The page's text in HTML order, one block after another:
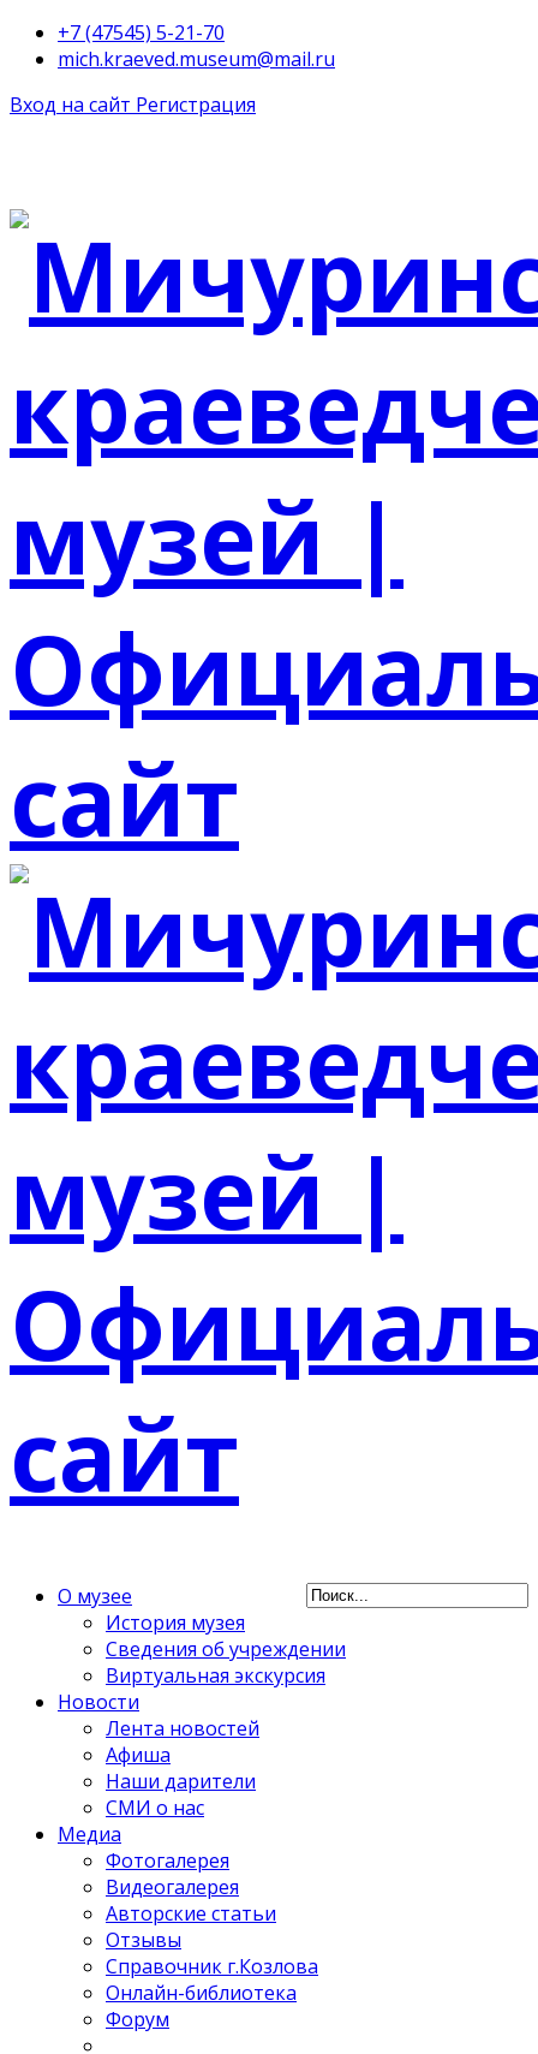
+7 (47545) 5-21-70
mich.kraeved.museum@mail.ru
Вход на сайт Регистрация
О музее
История музея
Сведения об учреждении
Виртуальная экскурсия
Новости
Лента новостей
Афиша
Наши дарители
СМИ о нас
Медиа
Фотогалерея
Видеогалерея
Авторские статьи
Отзывы
Справочник г.Козлова
Онлайн-библиотека
Форум